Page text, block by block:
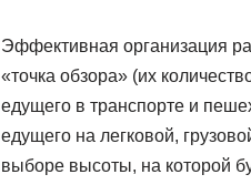
Эффективная организация
«точка обзора» (их
едущего в транспорте и
едущего на легковой,
выборе высоты, на которой